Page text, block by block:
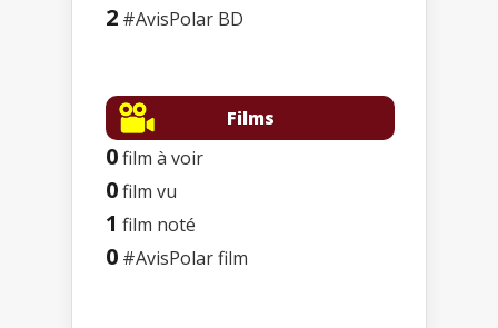
2 #AvisPolar BD
Films
0film à voir
0film vu
1 film noté
0 #AvisPolar film